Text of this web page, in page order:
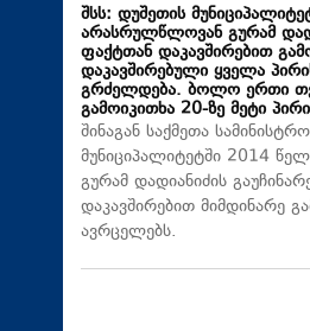
შსს: დუშეთის
არასრულწლოვან გურამ
ფაქტთან დაკავშირებით
დაკავშირებული ყველა
გრძელდება. ბოლო ერთი
გამოიკითხა 20-ზე მეტი პირი
შინაგან საქმეთა
მუნიციპალიტეტში 2014
გურამ დადიანიძის
დაკავშირებით მიმდინარე
ავრცელებს.